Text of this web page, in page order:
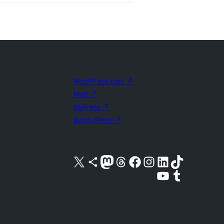
WordPress.com ↗
Matt ↗
bbPress ↗
BuddyPress ↗
X (旧 Twitter) アカウントへ Bluesky アカウントへ Mastodon アカウントへ Threads アカウントへ Facebook ページへ Instagram アカウントへ LinkedIn アカウントへTikTok アカウントへ
YouTube チャンネルへ Tumblr アカウントへ